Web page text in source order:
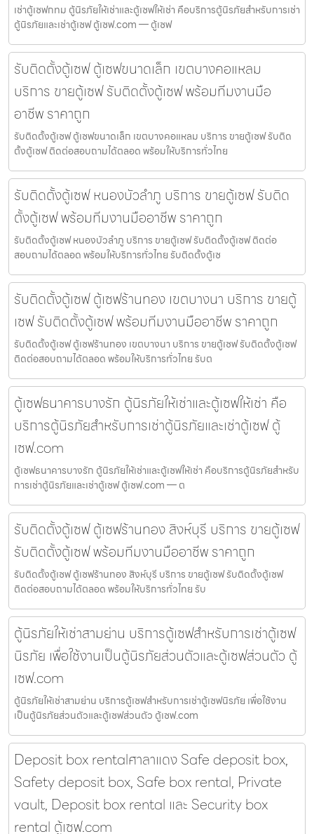
เช่าตู้เซฟกทม ตู้นิรภัยให้เช่าและตู้เซฟให้เช่า คือบริการตู้นิรภัยสำหรับการเช่า
ตู้นิรภัยและเช่าตู้เซฟ ตู้เซฟ.com — ตู้เซฟ
รับติดตั้งตู้เซฟ ตู้เซฟขนาดเล็ก เขตบางคอแหลม
บริการ ขายตู้เซฟ รับติดตั้งตู้เซฟ พร้อมทีมงานมือ
อาชีพ ราคาถูก
รับติดตั้งตู้เซฟ ตู้เซฟขนาดเล็ก เขตบางคอแหลม บริการ ขายตู้เซฟ รับติด
ตั้งตู้เซฟ ติดต่อสอบถามได้ตลอด พร้อมให้บริการทั่วไทย
รับติดตั้งตู้เซฟ หนองบัวลำภู บริการ ขายตู้เซฟ รับติด
ตั้งตู้เซฟ พร้อมทีมงานมืออาชีพ ราคาถูก
รับติดตั้งตู้เซฟ หนองบัวลำภู บริการ ขายตู้เซฟ รับติดตั้งตู้เซฟ ติดต่อ
สอบถามได้ตลอด พร้อมให้บริการทั่วไทย รับติดตั้งตู้เซ
รับติดตั้งตู้เซฟ ตู้เซฟร้านทอง เขตบางนา บริการ ขายตู้
เซฟ รับติดตั้งตู้เซฟ พร้อมทีมงานมืออาชีพ ราคาถูก
รับติดตั้งตู้เซฟ ตู้เซฟร้านทอง เขตบางนา บริการ ขายตู้เซฟ รับติดตั้งตู้เซฟ
ติดต่อสอบถามได้ตลอด พร้อมให้บริการทั่วไทย รับต
ตู้เซฟธนาคารบางรัก ตู้นิรภัยให้เช่าและตู้เซฟให้เช่า คือ
บริการตู้นิรภัยสำหรับการเช่าตู้นิรภัยและเช่าตู้เซฟ ตู้
เซฟ.com
ตู้เซฟธนาคารบางรัก ตู้นิรภัยให้เช่าและตู้เซฟให้เช่า คือบริการตู้นิรภัยสำหรับ
การเช่าตู้นิรภัยและเช่าตู้เซฟ ตู้เซฟ.com — ต
รับติดตั้งตู้เซฟ ตู้เซฟร้านทอง สิงห์บุรี บริการ ขายตู้เซฟ
รับติดตั้งตู้เซฟ พร้อมทีมงานมืออาชีพ ราคาถูก
รับติดตั้งตู้เซฟ ตู้เซฟร้านทอง สิงห์บุรี บริการ ขายตู้เซฟ รับติดตั้งตู้เซฟ
ติดต่อสอบถามได้ตลอด พร้อมให้บริการทั่วไทย รับ
ตู้นิรภัยให้เช่าสามย่าน บริการตู้เซฟสำหรับการเช่าตู้เซฟ
นิรภัย เพื่อใช้งานเป็นตู้นิรภัยส่วนตัวและตู้เซฟส่วนตัว ตู้
เซฟ.com
ตู้นิรภัยให้เช่าสามย่าน บริการตู้เซฟสำหรับการเช่าตู้เซฟนิรภัย เพื่อใช้งาน
เป็นตู้นิรภัยส่วนตัวและตู้เซฟส่วนตัว ตู้เซฟ.com
Deposit box rentalศาลาแดง Safe deposit box,
Safety deposit box, Safe box rental, Private
vault, Deposit box rental และ Security box
rental ตู้เซฟ.com